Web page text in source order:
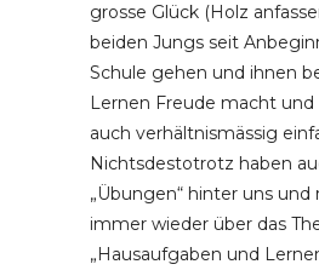
grosse Glück (Holz
beiden Jungs seit
Schule gehen und ihnen
Lernen Freude macht und
auch verhältnismässig
Nichtsdestotrotz haben
„Übungen“ hinter uns und
immer wieder über das
„Hausaufgaben und